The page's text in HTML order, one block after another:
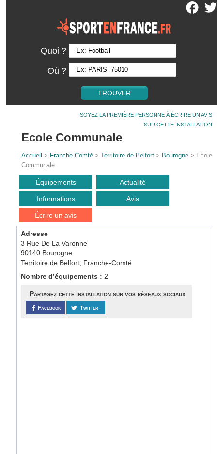
Quoi ?
Où ?
SOYEZ LA PREMIÈRE PERSONNE À ÉCRIRE UN AVIS
SUR CETTE INSTALLATION
Ecole Communale
Accueil > Franche-Comté >Territoire de Belfort > Bourogne > Ecole
Communale
Équipements Actualité
Informations Avis
Écrire un avis
Adresse
3 Rue De La Varonne
90140 Bourogne
Territoire de Belfort, Franche-Comté
Nombre d’équipements : 2
Partagez cette installation sur vos réseaux sociaux
Facebook Twitter